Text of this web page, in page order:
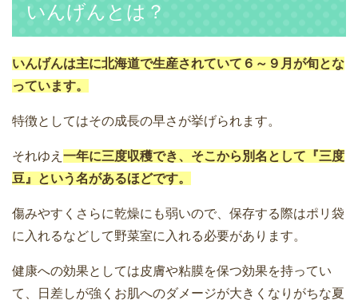
いんげんとは？
いんげんは主に北海道で生産されていて６～９月が旬とな
っています。
特徴としてはその成長の早さが挙げられます。
それゆえ 一年に三度収穫でき、そこから別名として『三度
豆』という名があるほどです。
傷みやすくさらに乾燥にも弱いので、保存する際はポリ袋
に入れるなどして野菜室に入れる必要があります。
健康への効果としては皮膚や粘膜を保つ効果を持ってい
て、日差しが強くお肌へのダメージが大きくなりがちな夏